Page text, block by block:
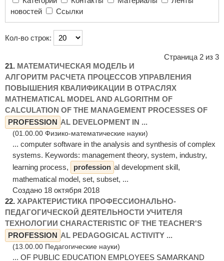
новостей
Ссылки
Кол-во строк:
Страница 2 из 3
21. МАТЕМАТИЧЕСКАЯ МОДЕЛЬ И
АЛГОРИТМ РАСЧЕТА ПРОЦЕССОВ УПРАВЛЕНИЯ
ПОВЫШЕНИЯ КВАЛИФИКАЦИИ В ОТРАСЛЯХ
MATHEMATICAL MODEL AND ALGORITHM OF
CALCULATION OF THE MANAGEMENT PROCESSES OF
PROFESSION AL DEVELOPMENT IN ...
(01.00.00 Физико-математические науки)
... computer software in the analysis and synthesis of complex
systems. Keywords: management theory, system, industry,
learning process,
profession al development skill,
mathematical model, set, subset, ...
Создано 18 октября 2018
22. ХАРАКТЕРИСТИКА ПРОФЕССИОНАЛЬНО-
ПЕДАГОГИЧЕСКОЙ ДЕЯТЕЛЬНОСТИ УЧИТЕЛЯ
ТЕХНОЛОГИИ CHARACTERISTIC OF THE TEACHER'S
PROFESSION AL PEDAGOGICAL ACTIVITY ...
(13.00.00 Педагогические науки)
... OF PUBLIC EDUCATION EMPLOYEES SAMARKAND